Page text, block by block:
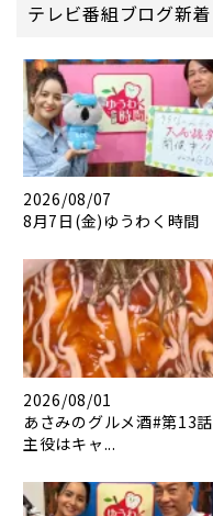
テレビ番組ブログ新着
2026/08/07
8月7日(金)ゆうわく時間
2026/08/01
あさみのグルメ酒#第13話
主役はキャ...